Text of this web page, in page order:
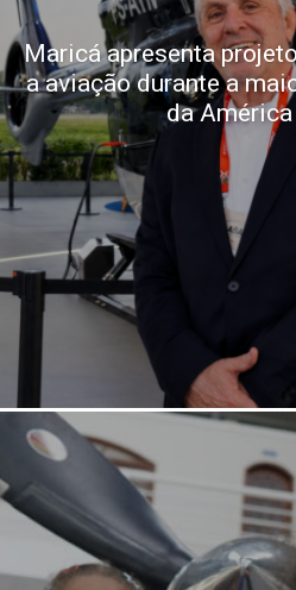
Maricá apresenta
a aviação durante a
da